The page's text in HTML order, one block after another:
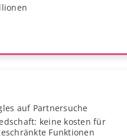
auf Partnersuche
keine kosten für
Funktionen